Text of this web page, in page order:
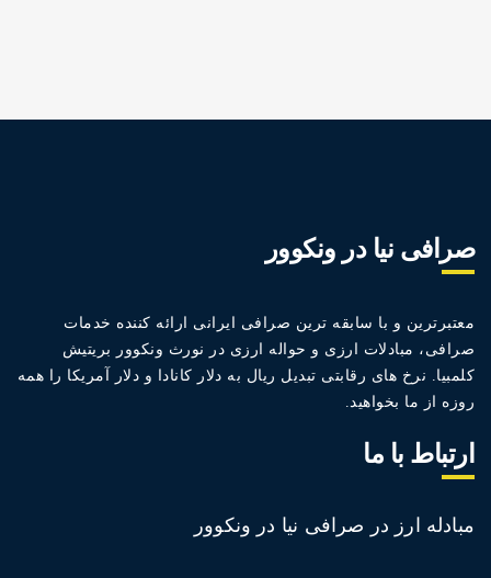
صرافی نیا در ونکوور
معتبرترین و با سابقه ترین صرافی ایرانی ارائه کننده خدمات
صرافی، مبادلات ارزی و حواله ارزی در نورث ونکوور بریتیش
کلمبیا. نرخ های رقابتی تبدیل ریال به دلار کانادا و دلار آمریکا را همه
روزه از ما بخواهید.
ارتباط با ما
مبادله ارز در صرافی نیا در ونکوور